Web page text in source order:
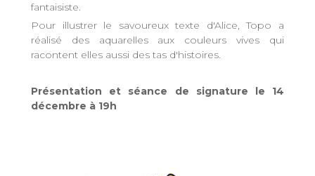
fantaisiste.
Pour illustrer le savoureux texte d'Alice, Topo a
réalisé des aquarelles aux couleurs vives qui
racontent elles aussi des tas d'histoires.
Présentation et séance de signature le 14
décembre à 19h